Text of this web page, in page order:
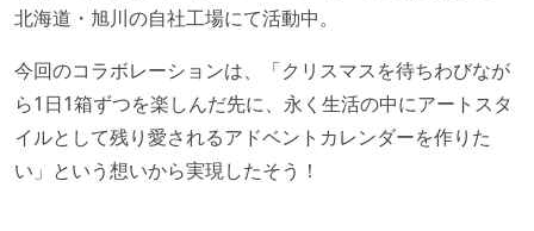
北海道・旭川の自社工場にて活動中。
今回のコラボレーションは、「クリスマスを待ちわびなが
ら1日1箱ずつを楽しんだ先に、永く生活の中にアートスタ
イルとして残り愛されるアドベントカレンダーを作りた
い」という想いから実現したそう！